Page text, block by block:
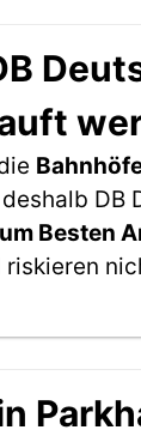
DB
Besten